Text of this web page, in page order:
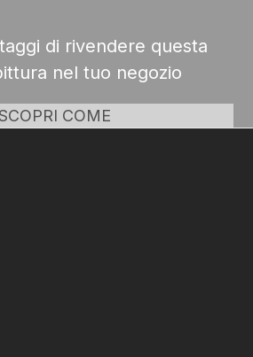
di rivendere questa
nel tuo negozio
SCOPRI COME